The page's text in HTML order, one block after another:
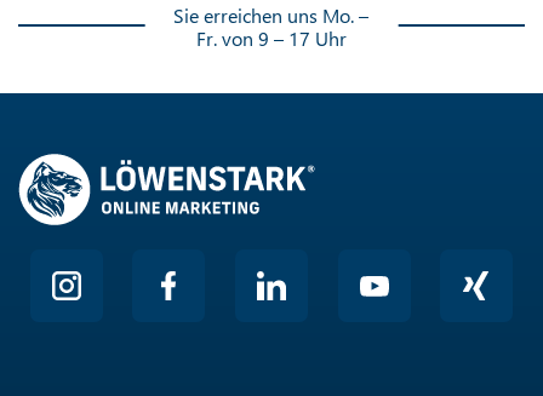
Sie erreichen uns Mo. –
Fr. von 9 – 17 Uhr